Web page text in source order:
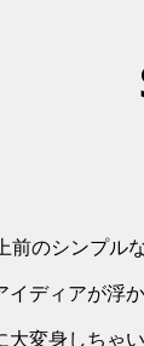
前のシンプル
イディアが浮
大変身しちゃ